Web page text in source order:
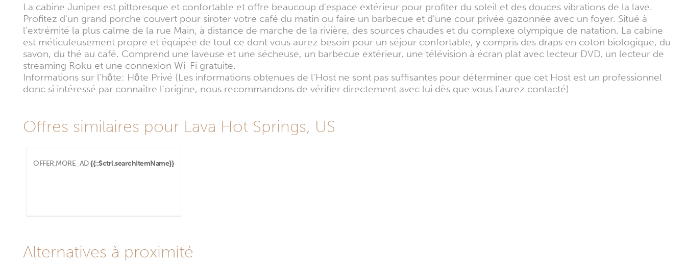
La cabine Juniper est pittoresque et confortable et offre beaucoup d'espace extérieur pour profiter du soleil et des douces vibrations de la lave.
Profitez d'un grand porche couvert pour siroter votre café du matin ou faire un barbecue et d'une cour privée gazonnée avec un foyer. Situé à
l'extrémité la plus calme de la rue Main, à distance de marche de la rivière, des sources chaudes et du complexe olympique de natation. La cabine
est méticuleusement propre et équipée de tout ce dont vous aurez besoin pour un séjour confortable, y compris des draps en coton biologique, du
savon, du thé au café. Comprend une laveuse et une sécheuse, un barbecue extérieur, une télévision à écran plat avec lecteur DVD, un lecteur de
streaming Roku et une connexion Wi-Fi gratuite.
Informations sur l'hôte: Hôte Privé (Les informations obtenues de l'Host ne sont pas suffisantes pour déterminer que cet Host est un professionnel
donc si intéressé par connaître l'origine, nous recommandons de vérifier directement avec lui dès que vous l'aurez contacté)
Offres similaires pour Lava Hot Springs, US
OFFER.MORE_AD {{::$ctrl.searchItemName}}
Alternatives à proximité